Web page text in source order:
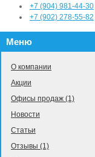
+7 (904) 981-44-30
+7 (902) 278-55-82
Меню
О компании
Акции
Офисы продаж (1)
Новости
Статьи
Отзывы (1)